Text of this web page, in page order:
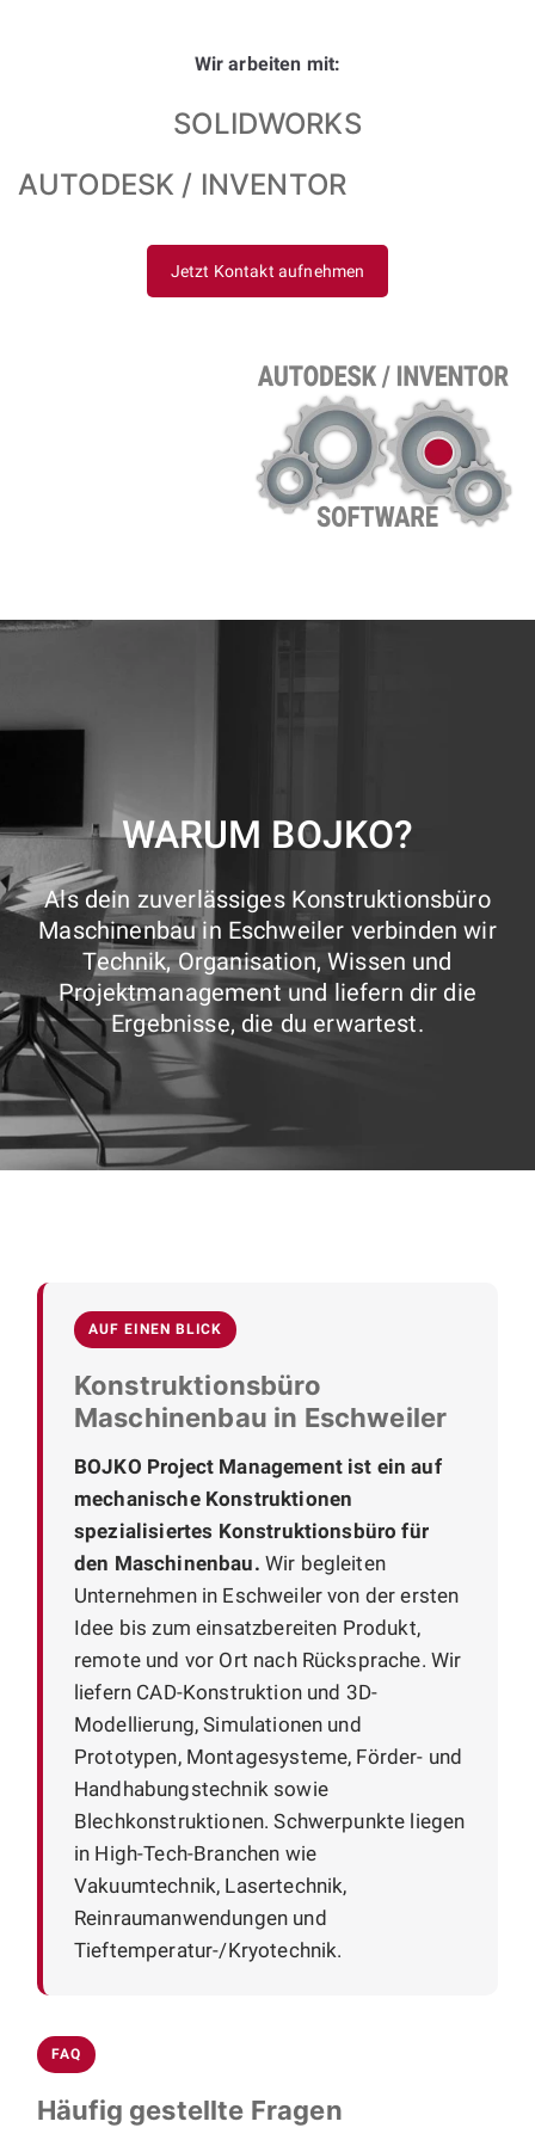
Wir arbeiten mit:
SOLIDWORKS
AUTODESK / INVENTOR
Jetzt Kontakt aufnehmen
WARUM BOJKO?
Als dein zuverlässiges Konstruktionsbüro
Maschinenbau in Eschweiler verbinden wir
Technik, Organisation, Wissen und
Projektmanagement und liefern dir die
Ergebnisse, die du erwartest.
AUF EINEN BLICK
Konstruktionsbüro
Maschinenbau in Eschweiler
BOJKO Project Management ist ein auf
mechanische Konstruktionen
spezialisiertes Konstruktionsbüro für
den Maschinenbau. Wir begleiten
Unternehmen in Eschweiler von der ersten
Idee bis zum einsatzbereiten Produkt,
remote und vor Ort nach Rücksprache. Wir
liefern CAD-Konstruktion und 3D-
Modellierung, Simulationen und
Prototypen, Montagesysteme, Förder- und
Handhabungstechnik sowie
Blechkonstruktionen. Schwerpunkte liegen
in High-Tech-Branchen wie
Vakuumtechnik, Lasertechnik,
Reinraumanwendungen und
Tieftemperatur-/Kryotechnik.
FAQ
Häufig gestellte Fragen